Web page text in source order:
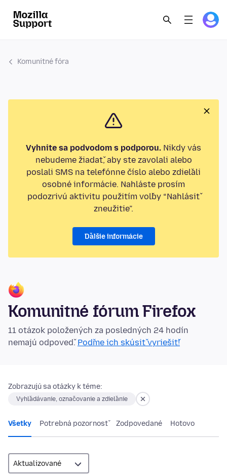
Komunitné fóra
Vyhnite sa podvodom s podporou. Nikdy vás
nebudeme žiadať, aby ste zavolali alebo
poslali SMS na telefónne číslo alebo zdieľali
osobné informácie. Nahláste prosím
podozrivú aktivitu použitím voľby “Nahlásiť
zneužitie”.
Ďalšie informácie
Komunitné fórum Firefox
11 otázok položených za posledných 24 hodín
nemajú odpoveď.Poďme ich skúsiť vyriešiť!
Zobrazujú sa otázky k téme:
Vyhľadávanie, označovanie a zdieľanie
Všetky Potrebná pozornosť Zodpovedané Hotovo